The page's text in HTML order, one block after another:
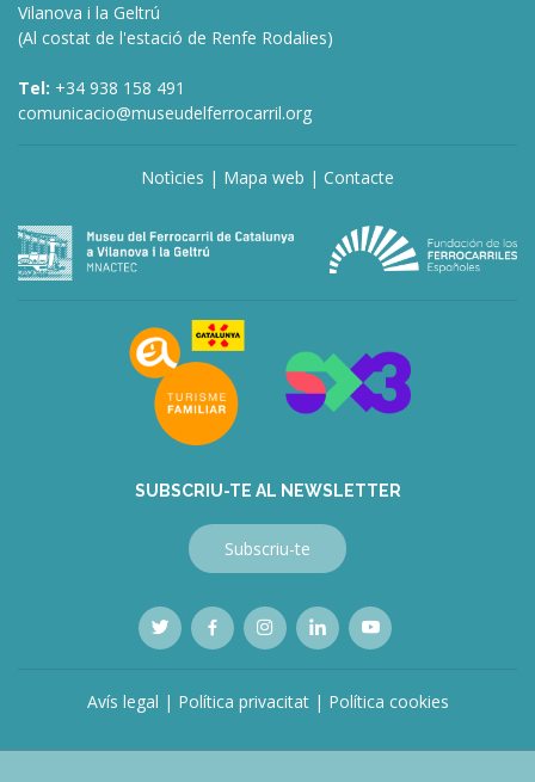
Vilanova i la Geltrú
(Al costat de l'estació de Renfe Rodalies)
Tel: +34 938 158 491
comunicacio@museudelferrocarril.org
Notìcies | Mapa web | Contacte
deneme
bonusu
SUBSCRIU-TE AL NEWSLETTER
Subscriu-te
Avís legal | Política privacitat| Política cookies